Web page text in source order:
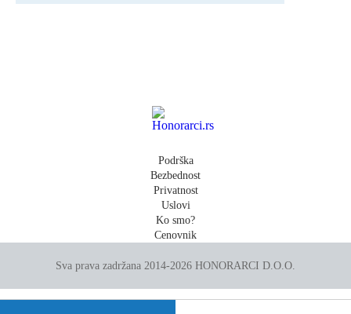
Podrška
Bezbednost
Privatnost
Uslovi
Ko smo?
Cenovnik
Sva prava zadržana 2014-2026 HONORARCI D.O.O.